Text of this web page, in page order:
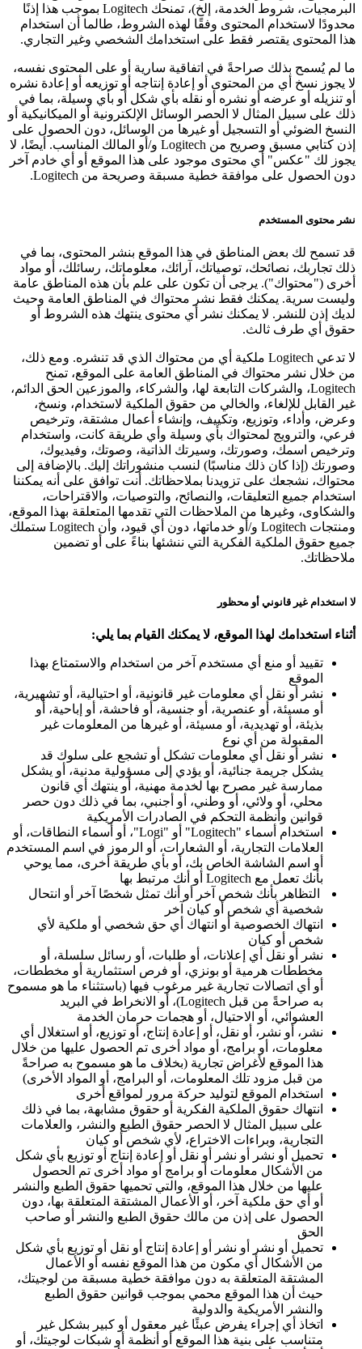
البرمجيات، شروط الخدمة، إلخ)، تمنحك Logitech بموجب هذا إذنًا
محدودًا لاستخدام المحتوى وفقًا لهذه الشروط، طالما أن استخدام
هذا المحتوى يقتصر فقط على استخدامك الشخصي وغير التجاري.
ما لم يُسمح بذلك صراحةً في اتفاقية سارية أو على المحتوى نفسه،
لا يجوز نسخ أي من المحتوى أو إعادة إنتاجه أو توزيعه أو إعادة نشره
أو تنزيله أو عرضه أو نشره أو نقله بأي شكل أو بأي وسيلة، بما في
ذلك على سبيل المثال لا الحصر الوسائل الإلكترونية أو الميكانيكية أو
النسخ الضوئي أو التسجيل أو غيرها من الوسائل، دون الحصول على
إذن كتابي مسبق وصريح من Logitech و/أو المالك المناسب. أيضًا، لا
يجوز لك "عكس" أي محتوى موجود على هذا الموقع أو أي خادم آخر
دون الحصول على موافقة خطية مسبقة وصريحة من Logitech.
نشر محتوى المستخدم
قد تسمح لك بعض المناطق في هذا الموقع بنشر المحتوى، بما في
ذلك تجاربك، نصائحك، توصياتك، آرائك، معلوماتك، رسائلك، أو مواد
أخرى ("محتواك"). يرجى أن تكون على علم بأن هذه المناطق عامة
وليست سرية. يمكنك فقط نشر محتواك في المناطق العامة وحيث
لديك إذن للنشر. لا يمكنك نشر أي محتوى ينتهك هذه الشروط أو
حقوق أي طرف ثالث.
لا تدعي Logitech ملكية أي من محتواك الذي قد تنشره. ومع ذلك،
من خلال نشر محتواك في المناطق العامة على الموقع، تمنح
Logitech، والشركات التابعة لها، والشركاء، والموزعين الحق الدائم،
غير القابل للإلغاء، والخالي من حقوق الملكية لاستخدام، ونسخ،
وعرض، وأداء، وتوزيع، وتكييف، وإنشاء أعمال مشتقة، وترخيص
فرعي، والترويج لمحتواك بأي وسيلة وأي طريقة كانت، واستخدام
وترخيص اسمك، وصورتك، وسيرتك الذاتية، وصوتك، وفيديوك،
وصورتك (إذا كان ذلك مناسبًا) لنسب منشوراتك إليك. بالإضافة إلى
محتواك، نشجعك على تزويدنا بملاحظاتك. أنت توافق على أنه يمكننا
استخدام جميع التعليقات، والنصائح، والتوصيات، والاقتراحات،
والشكاوى، وغيرها من الملاحظات التي تقدمها المتعلقة بهذا الموقع،
ومنتجات Logitech و/أو خدماتها، دون أي قيود، وأن Logitech ستملك
جميع حقوق الملكية الفكرية التي ننشئها بناءً على أو تضمين
ملاحظاتك.
لا استخدام غير قانوني أو محظور
أثناء استخدامك لهذا الموقع، لا يمكنك القيام بما يلي:
تقييد أو منع أي مستخدم آخر من استخدام والاستمتاع بهذا
الموقع
نشر أو نقل أي معلومات غير قانونية، أو احتيالية، أو تشهيرية،
أو مسيئة، أو عنصرية، أو جنسية، أو فاحشة، أو إباحية، أو
بذيئة، أو تهديدية، أو مسيئة، أو غيرها من المعلومات غير
المقبولة من أي نوع
نشر أو نقل أي معلومات تشكل أو تشجع على سلوك قد
يشكل جريمة جنائية، أو يؤدي إلى مسؤولية مدنية، أو يشكل
ممارسة غير مصرح بها لخدمة مهنية، أو ينتهك أي قانون
محلي، أو ولائي، أو وطني، أو أجنبي، بما في ذلك دون حصر
قوانين وأنظمة التحكم في الصادرات الأمريكية
استخدام أسماء "Logitech" أو "Logi"، أو أسماء النطاقات، أو
العلامات التجارية، أو الشعارات، أو الرموز في اسم المستخدم
أو اسم الشاشة الخاص بك، أو بأي طريقة أخرى، مما يوحي
بأنك تعمل مع Logitech أو أنك مرتبط بها
التظاهر بأنك شخص آخر أو أنك تمثل شخصًا آخر أو انتحال
شخصية أي شخص أو كيان آخر
انتهاك الخصوصية أو انتهاك أي حق شخصي أو ملكية لأي
شخص أو كيان
نشر أو نقل أي إعلانات، أو طلبات، أو رسائل سلسلة، أو
مخططات هرمية أو بونزي، أو فرص استثمارية أو مخططات،
أو أي اتصالات تجارية غير مرغوب فيها (باستثناء ما هو مسموح
به صراحةً من قبل Logitech)، أو الانخراط في البريد
العشوائي، أو الاحتيال، أو هجمات حرمان الخدمة
نشر، أو نشر، أو نقل، أو إعادة إنتاج، أو توزيع، أو استغلال أي
معلومات، أو برامج، أو مواد أخرى تم الحصول عليها من خلال
هذا الموقع لأغراض تجارية (بخلاف ما هو مسموح به صراحةً
من قبل مزود تلك المعلومات، أو البرامج، أو المواد الأخرى)
استخدام الموقع لتوليد حركة مرور لمواقع أخرى
انتهاك حقوق الملكية الفكرية أو حقوق مشابهة، بما في ذلك
على سبيل المثال لا الحصر حقوق الطبع والنشر، والعلامات
التجارية، وبراءات الاختراع، لأي شخص أو كيان
تحميل أو نشر أو نشر أو نقل أو إعادة إنتاج أو توزيع بأي شكل
من الأشكال معلومات أو برامج أو مواد أخرى تم الحصول
عليها من خلال هذا الموقع، والتي تحميها حقوق الطبع والنشر
أو أي حق ملكية آخر، أو الأعمال المشتقة المتعلقة بها، دون
الحصول على إذن من مالك حقوق الطبع والنشر أو صاحب
الحق
تحميل أو نشر أو نشر أو إعادة إنتاج أو نقل أو توزيع بأي شكل
من الأشكال أي مكون من هذا الموقع نفسه أو الأعمال
المشتقة المتعلقة به دون موافقة خطية مسبقة من لوجيتك،
حيث أن هذا الموقع محمي بموجب قوانين حقوق الطبع
والنشر الأمريكية والدولية
اتخاذ أي إجراء يفرض عبئًا غير معقول أو كبير بشكل غير
متناسب على بنية هذا الموقع أو أنظمة أو شبكات لوجيتك، أو